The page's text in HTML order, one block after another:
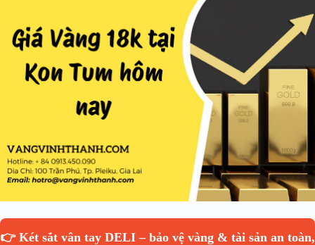
👉 Két sắt vân tay DELI – bảo vệ vàng & tài sản an toàn,